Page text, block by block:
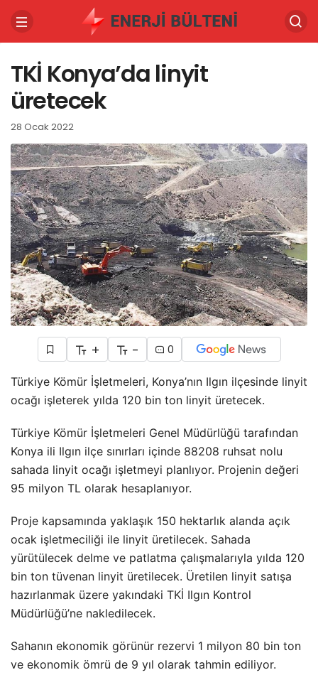
TKİ Konya’da linyit
üretecek
28 Ocak 2022
+ - 0
Türkiye Kömür İşletmeleri, Konya’nın Ilgın ilçesinde linyit
ocağı işleterek yılda 120 bin ton linyit üretecek.
Türkiye Kömür İşletmeleri Genel Müdürlüğü tarafından
Konya ili Ilgın ilçe sınırları içinde 88208 ruhsat nolu
sahada linyit ocağı işletmeyi planlıyor. Projenin değeri
95 milyon TL olarak hesaplanıyor.
Proje kapsamında yaklaşık 150 hektarlık alanda açık
ocak işletmeciliği ile linyit üretilecek. Sahada
yürütülecek delme ve patlatma çalışmalarıyla yılda 120
bin ton tüvenan linyit üretilecek. Üretilen linyit satışa
hazırlanmak üzere yakındaki TKİ Ilgın Kontrol
Müdürlüğü’ne nakledilecek.
Sahanın ekonomik görünür rezervi 1 milyon 80 bin ton
ve ekonomik ömrü de 9 yıl olarak tahmin ediliyor.